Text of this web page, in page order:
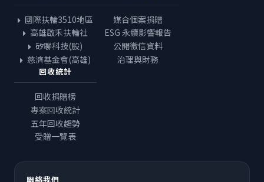
國際扶輪3510地區
高雄啟禾扶輪社
矽聯科技(股)
慈濟基金會(高雄)
媒合個案捐贈
ESG 永續影響報告
公開徵信資料
治理與財務
回收統計
回收捐贈榜
專案回收統計
五年回收趨勢
受贈一覽表
聯絡我們